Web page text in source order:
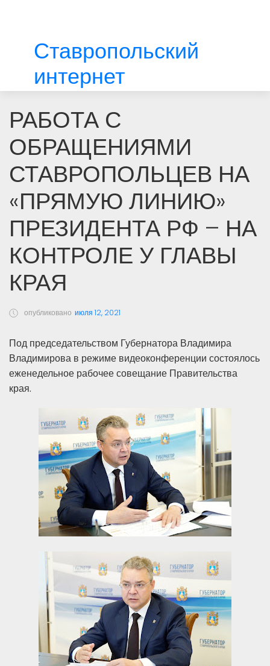
Ставропольский
интернет
РАБОТА С
ОБРАЩЕНИЯМИ
СТАВРОПОЛЬЦЕВ НА
«ПРЯМУЮ ЛИНИЮ»
ПРЕЗИДЕНТА РФ – НА
КОНТРОЛЕ У ГЛАВЫ
КРАЯ
опубликовано июля 12, 2021
Под председательством Губернатора Владимира
Владимирова в режиме видеоконференции состоялось
еженедельное рабочее совещание Правительства
края.